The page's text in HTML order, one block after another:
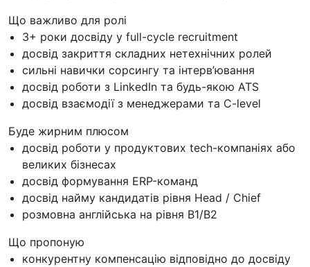
Що важливо для ролі
3+ роки досвіду у full-cycle recruitment
досвід закриття складних нетехнічних ролей
сильні навички сорсингу та інтерв’ювання
досвід роботи з LinkedIn та будь-якою ATS
досвід взаємодії з менеджерами та C-level
Буде жирним плюсом
досвід роботи у продуктових tech-компаніях або
великих бізнесах
досвід формування ERP-команд
досвід найму кандидатів рівня Head / Chief
розмовна англійська на рівня B1/B2
Що пропоную
конкурентну компенсацію відповідно до досвіду